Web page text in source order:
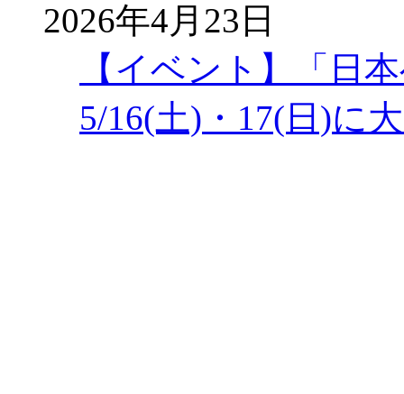
2026年4月23日
【イベント】「日
5/16(土)・17(日)に